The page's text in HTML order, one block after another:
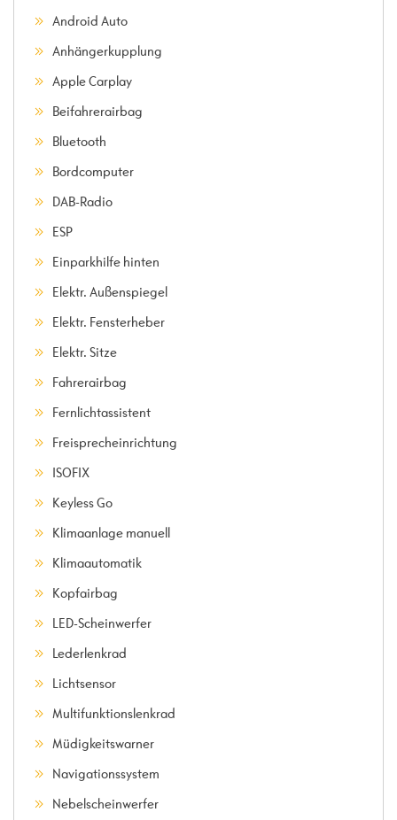
Android Auto
Anhängerkupplung
Apple Carplay
Beifahrerairbag
Bluetooth
Bordcomputer
DAB-Radio
ESP
Einparkhilfe hinten
Elektr. Außenspiegel
Elektr. Fensterheber
Elektr. Sitze
Fahrerairbag
Fernlichtassistent
Freisprecheinrichtung
ISOFIX
Keyless Go
Klimaanlage manuell
Klimaautomatik
Kopfairbag
LED-Scheinwerfer
Lederlenkrad
Lichtsensor
Multifunktionslenkrad
Müdigkeitswarner
Navigationssystem
Nebelscheinwerfer